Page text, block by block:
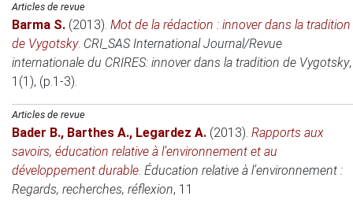
Articles de revue
Barma S. (2013). Mot de la rédaction : innover dans la tradition
de Vygotsky. CRI_SAS International Journal/Revue
internationale du CRIRES: innover dans la tradition de Vygotsky,
1(1), (p.1-3).
Articles de revue
Bader B., Barthes A., Legardez A. (2013). Rapports aux
savoirs, éducation relative à l’environnement et au
développement durable. Éducation relative à l’environnement :
Regards, recherches, réflexion, 11